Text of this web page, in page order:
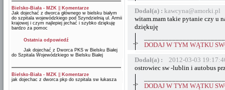
Bielsko-Biała - MZK
Komentarze
Jak dojechać z dworca głównego w bielsku białym
do szpitala wojewódzkiego pod Szyndzielnią ul. Armii
krajowej i czym najlepiej jechać i szybko dziękuję
bardzo za pomoc
Ostatnia odpowiedź
Jak dojechać z Dworca PKS w Bielsku Białej
do Szpitala Wojewódzkiego w Bielsku Białej
Bielsko-Biała - MZK
Komentarze
jak dojechac z dworca pkp do szpitala sw łukasza
Dodał(a) : kawcyna@amorki.pl
witam.mam takie pytanie czy u
dziękuję
->
DODAJ W TYM WĄTKU
Dodał(a) :
2012-03-03
ostrowiec sw -lublin i autobus
->
DODAJ W TYM WĄTKU